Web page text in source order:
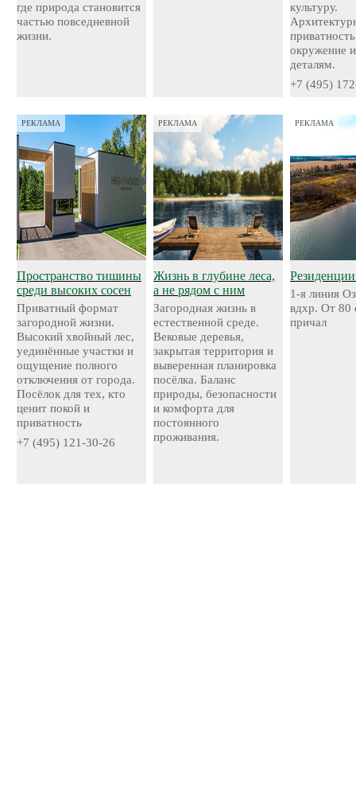
где природа становится
частью повседневной
жизни.
культуру.
окружение
деталям.
+7 (495)
РЕКЛАМА
Пространство тишины
среди высоких сосен
Приватный формат
загородной жизни.
Высокий хвойный лес,
уединённые участки и
ощущение полного
отключения от города.
Посёлок для тех, кто
ценит покой и
приватность
+7 (495) 121-30-26
РЕКЛАМА
Жизнь в глубине леса,
а не рядом с ним
Загородная жизнь в
естественной среде.
Вековые деревья,
закрытая территория и
выверенная планировка
посёлка. Баланс
природы, безопасности
и комфорта для
постоянного
проживания.
РЕКЛАМА
1-я линия
вдхр. От 80
причал